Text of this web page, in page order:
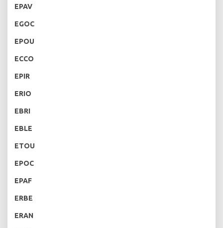
EPAV
EGOC
EPOU
ECCO
EPIR
ERIO
EBRI
EBLE
ETOU
EPOC
EPAF
ERBE
ERAN